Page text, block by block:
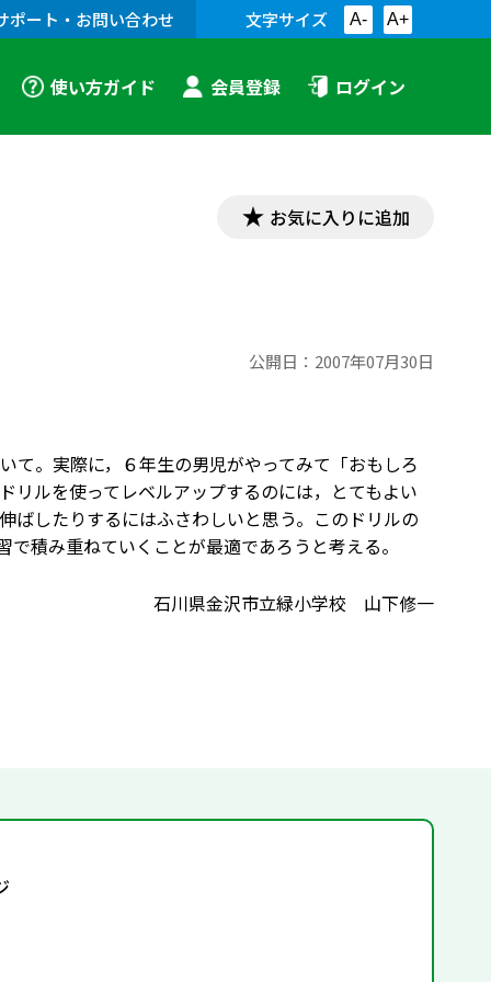
ポート・お問い合わせ 文字サイズ A- A+
使い方ガイド 会員登録 ログイン
お気に入りに追加
公開日： 2007年07月30日
て。実際に，６年生の男児がやってみて「おもしろ
リルを使ってレベルアップするのには，とてもよい
ばしたりするにはふさわしいと思う。このドリルの
積み重ねていくことが最適であろうと考える。
石川県金沢市立緑小学校 山下修一